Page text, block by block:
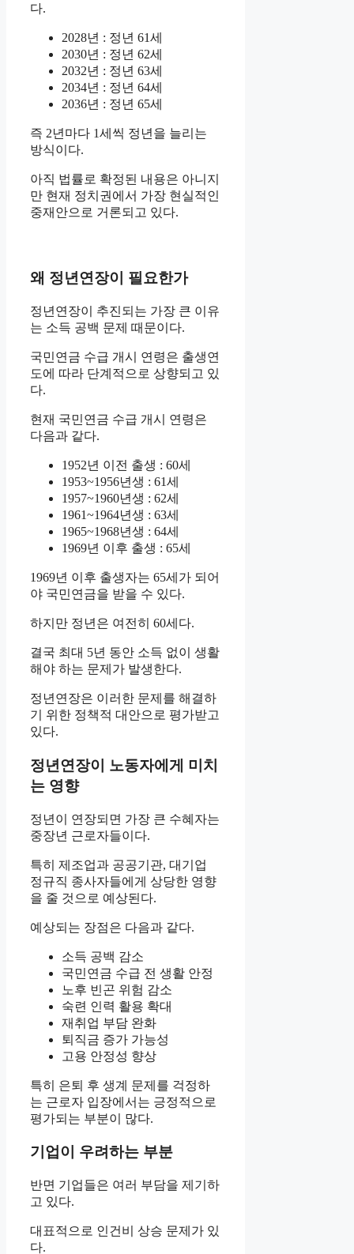
다.
2028년 : 정년 61세
2030년 : 정년 62세
2032년 : 정년 63세
2034년 : 정년 64세
2036년 : 정년 65세
즉 2년마다 1세씩 정년을 늘리는
방식이다.
아직 법률로 확정된 내용은 아니지
만 현재 정치권에서 가장 현실적인
중재안으로 거론되고 있다.
왜 정년연장이 필요한가
정년연장이 추진되는 가장 큰 이유
는 소득 공백 문제 때문이다.
국민연금 수급 개시 연령은 출생연
도에 따라 단계적으로 상향되고 있
다.
현재 국민연금 수급 개시 연령은
다음과 같다.
1952년 이전 출생 : 60세
1953~1956년생 : 61세
1957~1960년생 : 62세
1961~1964년생 : 63세
1965~1968년생 : 64세
1969년 이후 출생 : 65세
1969년 이후 출생자는 65세가 되어
야 국민연금을 받을 수 있다.
하지만 정년은 여전히 60세다.
결국 최대 5년 동안 소득 없이 생활
해야 하는 문제가 발생한다.
정년연장은 이러한 문제를 해결하
기 위한 정책적 대안으로 평가받고
있다.
정년연장이 노동자에게 미치
는 영향
정년이 연장되면 가장 큰 수혜자는
중장년 근로자들이다.
특히 제조업과 공공기관, 대기업
정규직 종사자들에게 상당한 영향
을 줄 것으로 예상된다.
예상되는 장점은 다음과 같다.
소득 공백 감소
국민연금 수급 전 생활 안정
노후 빈곤 위험 감소
숙련 인력 활용 확대
재취업 부담 완화
퇴직금 증가 가능성
고용 안정성 향상
특히 은퇴 후 생계 문제를 걱정하
는 근로자 입장에서는 긍정적으로
평가되는 부분이 많다.
기업이 우려하는 부분
반면 기업들은 여러 부담을 제기하
고 있다.
대표적으로 인건비 상승 문제가 있
다.